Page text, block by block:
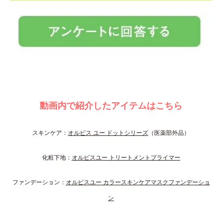
動画内で紹介したアイテムはこちら
スキンケア： オルビス ユー ドットシリーズ （医薬部外品）
化粧下地： オルビスユー トリートメントプライマー
ファンデーション： オルビスユー カラースキンケアマスクファンデーショ
ン